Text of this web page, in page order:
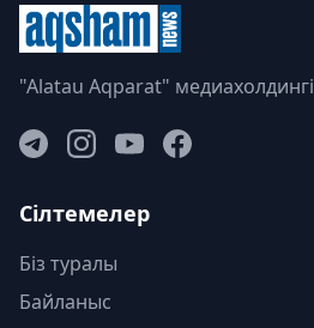
"Alatau Aqparat" медиахолдингі
Сілтемелер
Біз туралы
Байланыс